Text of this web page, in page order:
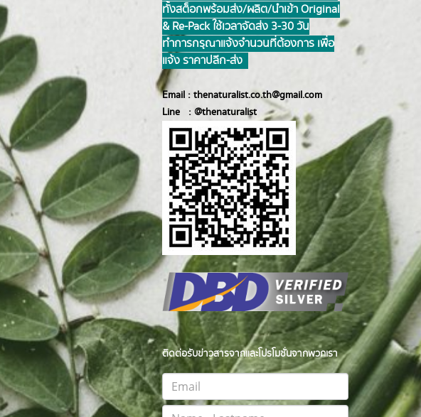
ทั้งสต็อกพร้อมส่ง/ผลิต/นำเข้า Original
& Re-Pack ใช้เวลาจัดส่ง 3-30 วัน
ทำการ กรุณาแจ้งจำนวนที่ต้องการ เพื่อ
แจ้ง ราคาปลีก-ส่ง
Email : thenaturalist.co.th@gmail.com
Line : @thenaturalist
ติดต่อรับข่าวสารจากและโปรโมชั่นจากพวกเรา